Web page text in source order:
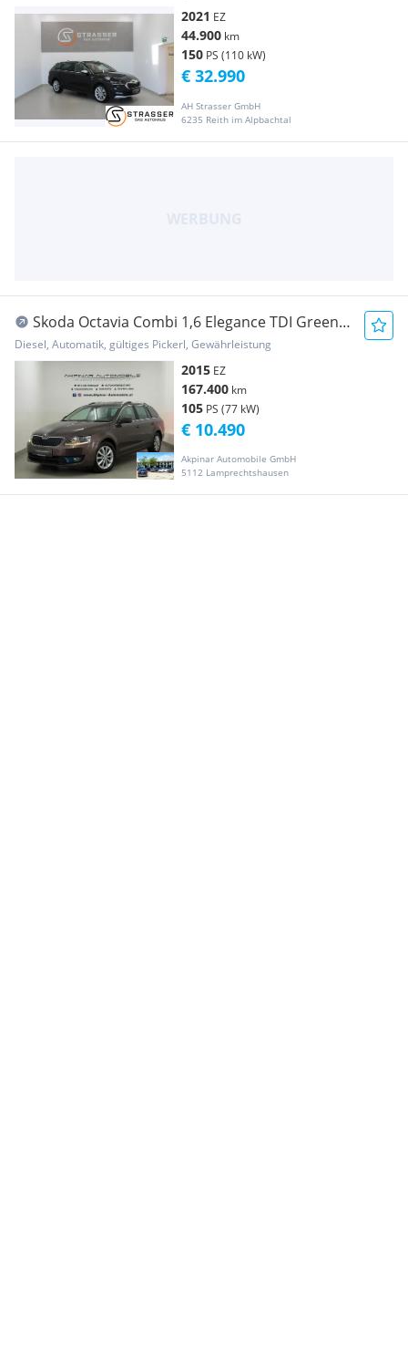
2021 EZ
44.900 km
150 PS (110 kW)
AH Strasser GmbH
6235 Reith im Alpbachtal
€ 32.990
Skoda Octavia Combi 1,6 Elegance TDI Green
tec DSG
Diesel, Automatik, gültiges Pickerl, Gewährleistung
2015 EZ
167.400 km
105 PS (77 kW)
Akpinar Automobile GmbH
5112 Lamprechtshausen
€ 10.490